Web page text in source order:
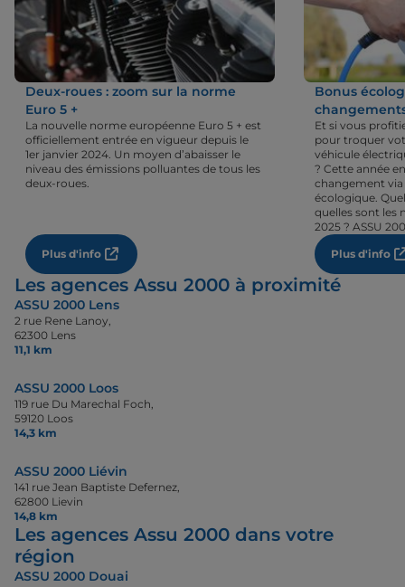
Deux-roues : zoom sur la norme
Euro 5 +
La nouvelle norme européenne Euro 5 + est
officiellement entrée en vigueur depuis le
1er janvier 2024. Un moyen d’abaisser le
niveau des émissions polluantes de tous les
deux-roues.
Plus d'info
Bonus
Et si vous
pour troquer
véhicule
? Cette année
changement
écologique.
quelles sont les
2025 ? ASSU
Plus d'info
Les agences Assu 2000 à proximité
ASSU 2000 Lens
2 rue Rene Lanoy,
62300 Lens
11,1 km
ASSU 2000 Loos
119 rue Du Marechal Foch,
59120 Loos
14,3 km
ASSU 2000 Liévin
141 rue Jean Baptiste Defernez,
62800 Lievin
14,8 km
Les agences Assu 2000 dans votre
région
ASSU 2000 Douai